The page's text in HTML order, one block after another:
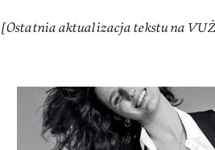
[Ostatnia aktualizacja tekstu na VUŻ